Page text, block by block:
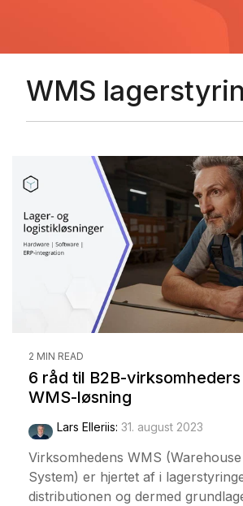
WMS
2 MIN READ
6 råd til B2B-
WMS-løsning
Lars Elleriis: 31. august 2023
Virksomhedens WMS
System) er hjertet af i
distributionen og dermed